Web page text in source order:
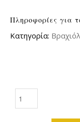
Πληροφορίες για
Κατηγορία: